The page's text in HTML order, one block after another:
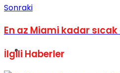
Spor
Sonraki
En az Miami kadar
İlgili Haberler